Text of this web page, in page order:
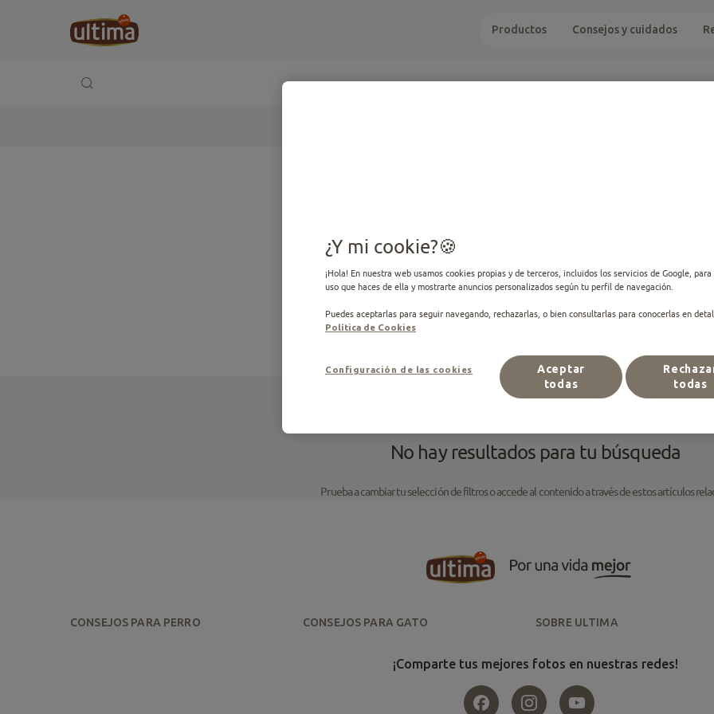
Productos Consejos y cuidados
No hay resultados para tu búsqueda
Prueba a cambiar tu selección de filtros o accede al contenido a través de estos artículos
CONSEJOS PARA PERRO CONSEJOS PARA GATO SOBRE ULTIMA
¡Comparte tus mejores fotos en nuestras redes!
¿Y mi cookie?
¡Hola! En nuestra web usamos cookies propias y de terceros, incluidos los servicios de Google,
uso que haces de ella y mostrarte anuncios personalizados según tu perfil de navegación.
Puedes aceptarlas para seguir navegando, rechazarlas, o bien consultarlas para conocerlas en
Política de Cookies
Configuración de las cookies
todas
Aceptar
todas